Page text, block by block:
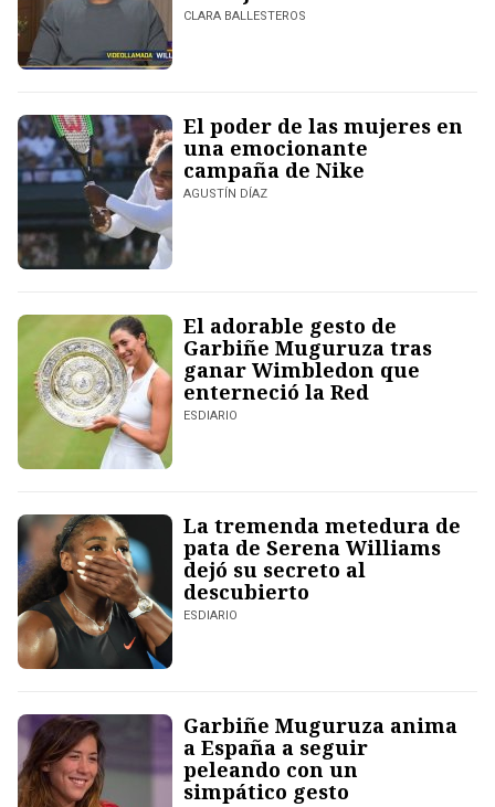
CLARA BALLESTEROS
El poder de las mujeres en
una emocionante
campaña de Nike
AGUSTÍN DÍAZ
El adorable gesto de
Garbiñe Muguruza tras
ganar Wimbledon que
enterneció la Red
ESDIARIO
La tremenda metedura de
pata de Serena Williams
dejó su secreto al
descubierto
ESDIARIO
Garbiñe Muguruza anima
a España a seguir
peleando con un
simpático gesto